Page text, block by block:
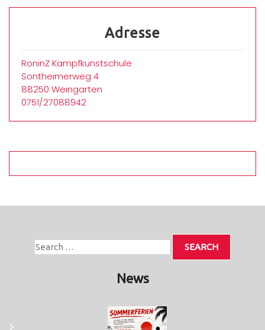
Adresse
RoninZ Kampfkunstschule
Sontheimerweg 4
88250 Weingarten
0751/27088942
News